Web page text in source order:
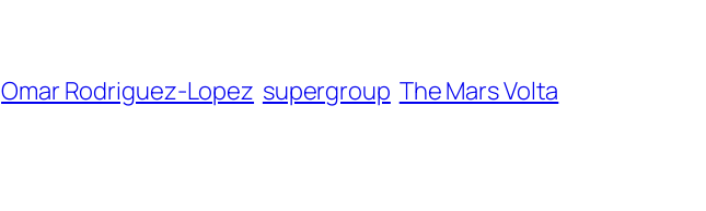
Omar Rodriguez-Lopez supergroup The Mars Volta